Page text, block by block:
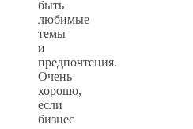
быть
любимые
темы
и
предпочтения.
Очень
хорошо,
если
бизнес